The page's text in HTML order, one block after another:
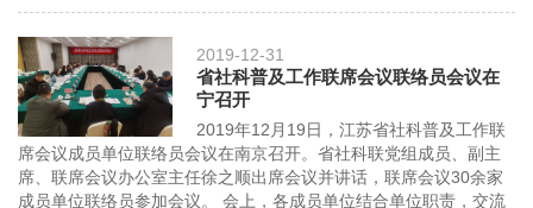
2019-12-31
省社科普及工作联席会议联络员会议在
宁召开
2019年12月19日，江苏省社科普及工作联
席会议成员单位联络员会议在南京召开。省社科联党组成员、副主
席、联席会议办公室主任徐之顺出席会议并讲话，联席会议30余家
成员单位联络员参加会议。 会上，各成员单位结合单位职责，交流